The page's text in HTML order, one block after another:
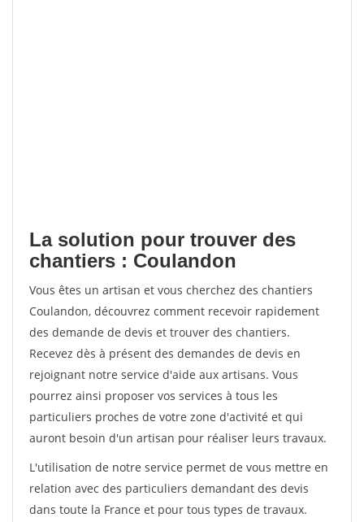
La solution pour trouver des
chantiers : Coulandon
Vous êtes un artisan et vous cherchez des chantiers
Coulandon, découvrez comment recevoir rapidement
des demande de devis et trouver des chantiers.
Recevez dès à présent des demandes de devis en
rejoignant notre service d'aide aux artisans. Vous
pourrez ainsi proposer vos services à tous les
particuliers proches de votre zone d'activité et qui
auront besoin d'un artisan pour réaliser leurs travaux.
L'utilisation de notre service permet de vous mettre en
relation avec des particuliers demandant des devis
dans toute la France et pour tous types de travaux.